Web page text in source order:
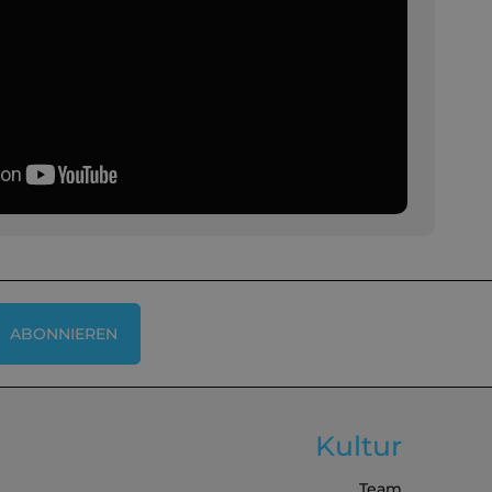
ABONNIEREN
Kultur